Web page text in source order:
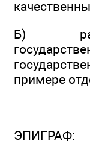
Б)
примере
ЭПИГРАФ: